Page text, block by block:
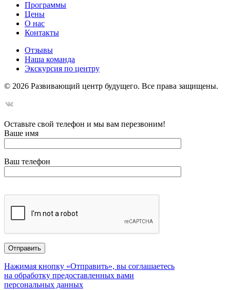
Программы
Цены
О нас
Контакты
Отзывы
Наша команда
Экскурсия по центру
© 2026 Развивающий центр будущего. Все права защищены.
Оставьте свой телефон и мы вам перезвоним!
Ваше имя
Ваш телефон
Нажимая кнопку «Отправить», вы соглашаетесь
на обработку предоставленных вами
персональных данных